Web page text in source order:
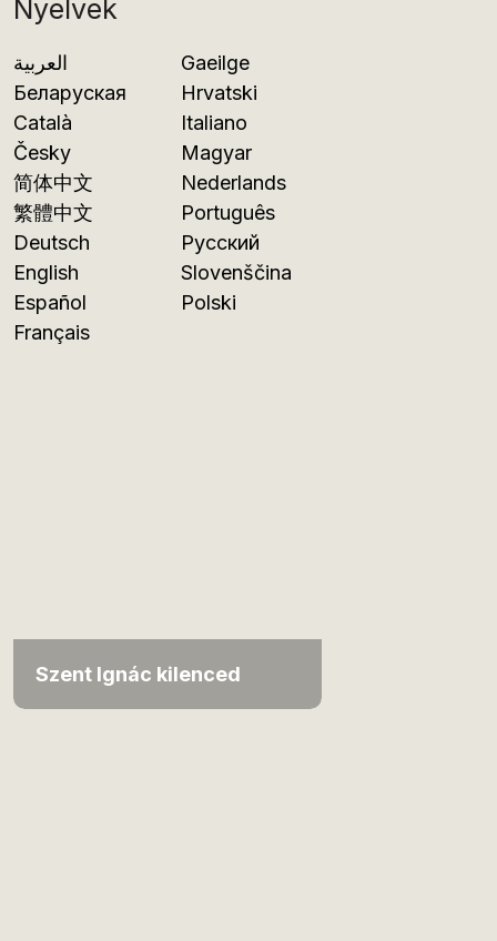
Nyelvek
العربية
Беларуская
Català
Česky
简体中文
繁體中文
Deutsch
English
Español
Français
Gaeilge
Hrvatski
Italiano
Magyar
Nederlands
Português
Русский
Slovenščina
Polski
Szent Ignác kilenced